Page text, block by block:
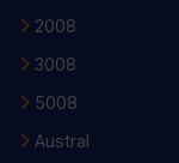
2008
3008
5008
Austral